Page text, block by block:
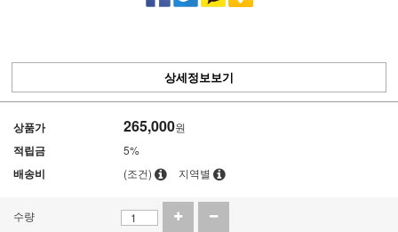
상세정보보기
상품가 265,000원
적립금 5%
배송비 (조건) 지역별
수량